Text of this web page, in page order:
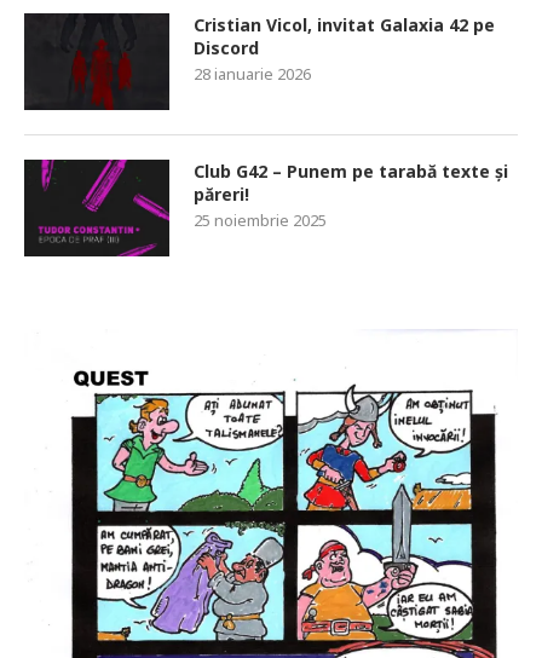
Cristian Vicol, invitat Galaxia 42 pe
Discord
28 ianuarie 2026
Club G42 – Punem pe tarabă texte și
păreri!
25 noiembrie 2025